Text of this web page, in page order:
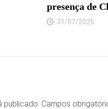
presença de
31/07/2025
publicado. Campos